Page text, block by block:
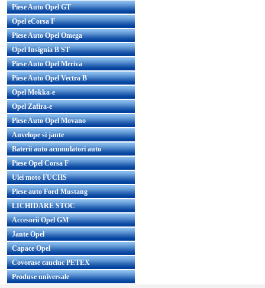
Piese Auto Opel GT
Opel eCorsa F
Piese Auto Opel Omega
Opel Insignia B ST
Piese Auto Opel Meriva
Piese Auto Opel Vectra B
Opel Mokka-e
Opel Zafira-e
Piese Auto Opel Movano
Anvelope si jante
Baterii auto acumulatori auto
Piese Opel Corsa F
Ulei moto FUCHS
Piese auto Ford Mustang
LICHIDARE STOC
Accesorii Opel GM
Jante Opel
Capace Opel
Covorase cauciuc PETEX
Produse universale